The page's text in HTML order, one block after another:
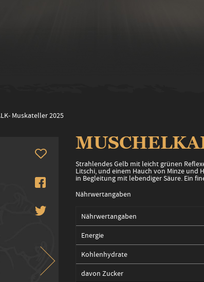
Muskateller 2025
Strahlendes Gelb mit leicht grünen
Litschi, und einem Hauch von Minze und
in Begleitung mit lebendiger Säure. Ein
Nährwertangaben
Nährwertangaben
Energie
Kohlenhydrate
davon Zucker